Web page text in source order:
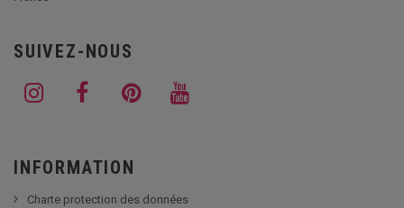
SUIVEZ-NOUS
INFORMATION
Charte protection des données